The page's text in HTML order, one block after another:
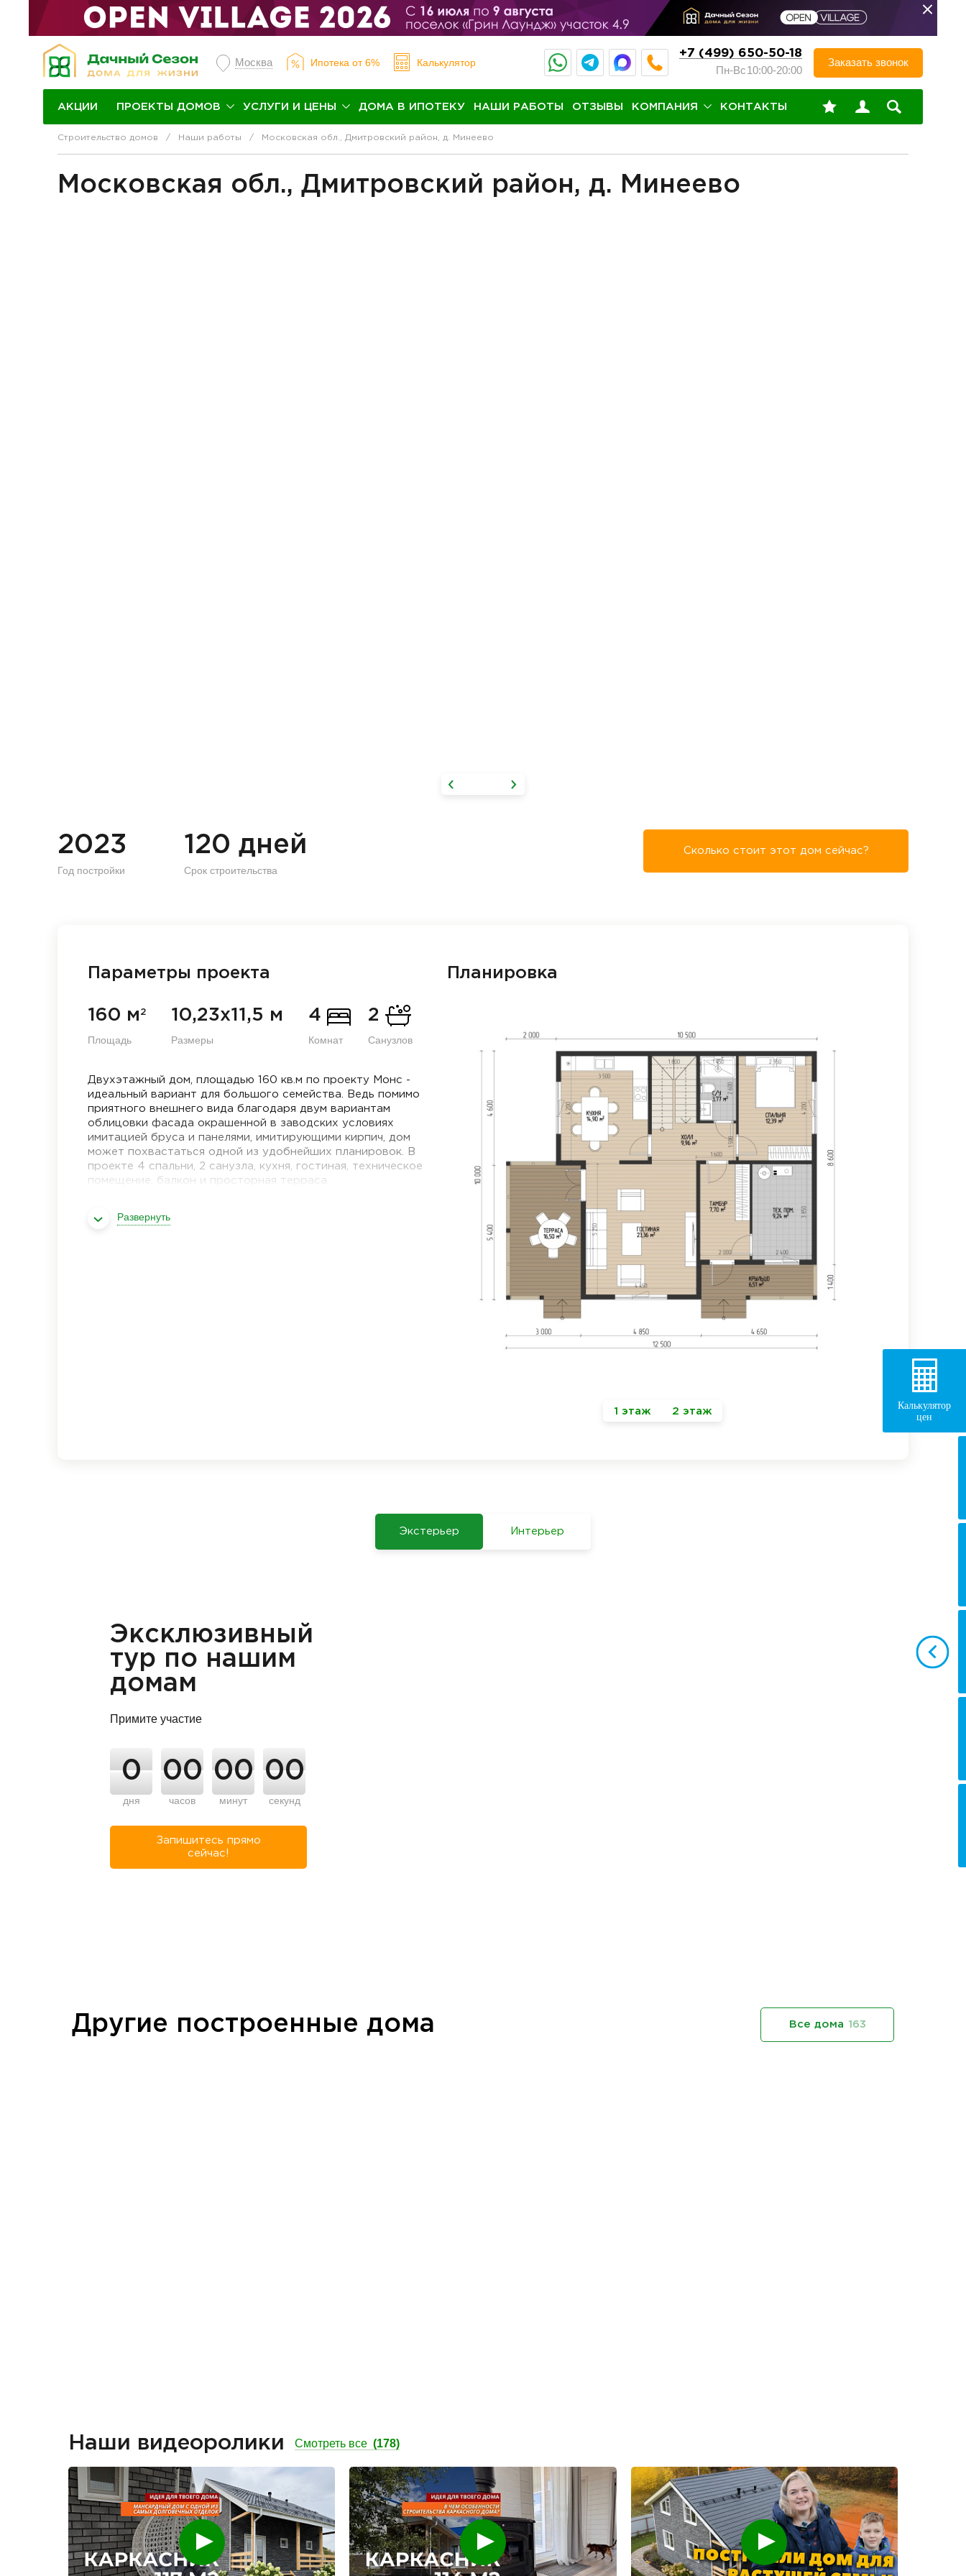
Москва Ипотека от 6% Калькулятор
+7 (499) 650-50-18
Пн-Вс10:00-20:00
Заказать звонок
АКЦИИ ПРОЕКТЫ ДОМОВ УСЛУГИ И ЦЕНЫ ДОМА В ИПОТЕКУ НАШИ РАБОТЫ ОТЗЫВЫ КОМПАНИЯ КОНТАКТЫ
Строительство домов Наши работы Московская обл., Дмитровский район, д. Минеево
Московская обл., Дмитровский район, д. Минеево
2023
Год постройки
120 дней
Срок строительства
Сколько стоит этот дом сейчас?
Параметры проекта
160 м 2
Площадь
10,23х11,5 м
Размеры
4
Комнат
2
Санузлов
Двухэтажный дом, площадью 160 кв.м по проекту Монс -
идеальный вариант для большого семейства. Ведь помимо
приятного внешнего вида благодаря двум вариантам
облицовки фасада окрашенной в заводских условиях
имитацией бруса и панелями, имитирующими кирпич, дом
может похвастаться одной из удобнейших планировок. В
проекте 4 спальни, 2 санузла, кухня, гостиная, техническое
помещение, балкон и просторная терраса.
Развернуть
Планировка
1 этаж 2 этаж
Экстерьер Интерьер
Эксклюзивный
тур по нашим
домам
Примите участие
0
дня
00
часов
00
минут
00
секунд
Запишитесь прямо
сейчас!
Другие построенные дома Все дома 163
Наши видеоролики Смотреть все (178)
Смотреть Смотреть Смотреть
Калькулятор
цен